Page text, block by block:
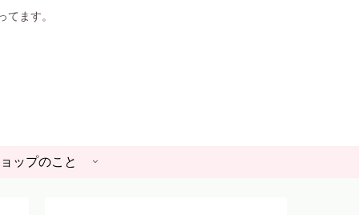
ます。
ップのこと